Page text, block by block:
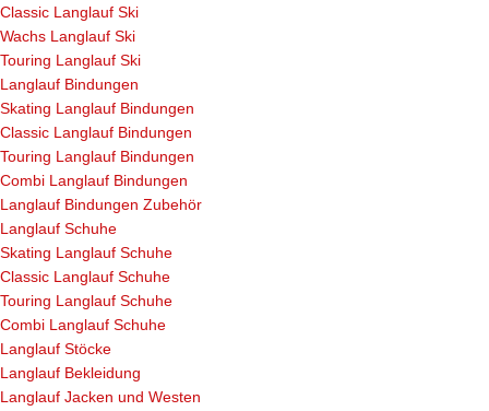
Classic Langlauf Ski
Wachs Langlauf Ski
Touring Langlauf Ski
Langlauf Bindungen
Skating Langlauf Bindungen
Classic Langlauf Bindungen
Touring Langlauf Bindungen
Combi Langlauf Bindungen
Langlauf Bindungen Zubehör
Langlauf Schuhe
Skating Langlauf Schuhe
Classic Langlauf Schuhe
Touring Langlauf Schuhe
Combi Langlauf Schuhe
Langlauf Stöcke
Langlauf Bekleidung
Langlauf Jacken und Westen